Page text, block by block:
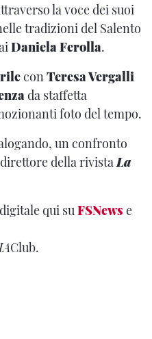
la voce dei suoi
tradizioni del Salento
Daniela Ferolla.
con Teresa Vergalli
da staffetta
foto del tempo.
un confronto
della rivista La
qui su FSNews e
Club.